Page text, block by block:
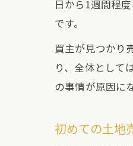
日から1週間程
です。
買主が見つかり
り、全体として
の事情が原因に
初めての土地